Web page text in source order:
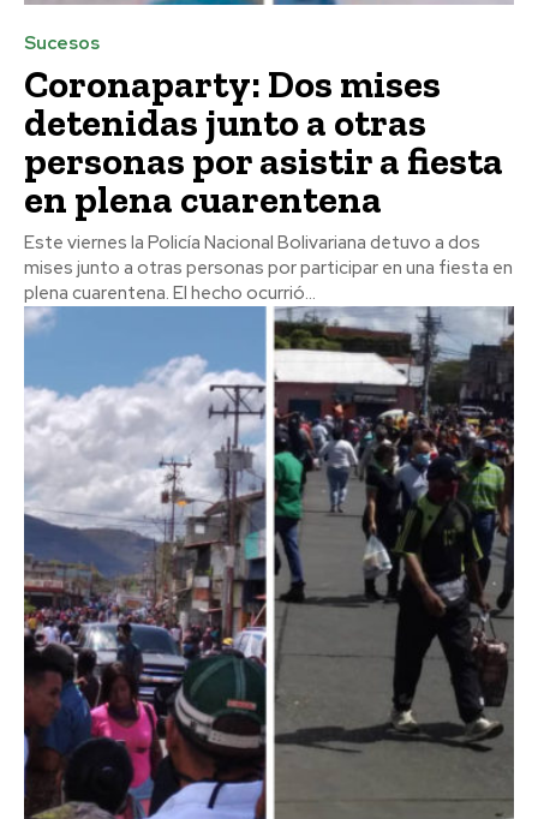
Sucesos
Coronaparty: Dos mises
detenidas junto a otras
personas por asistir a fiesta
en plena cuarentena
Este viernes la Policía Nacional Bolivariana detuvo a dos
mises junto a otras personas por participar en una fiesta en
plena cuarentena. El hecho ocurrió...